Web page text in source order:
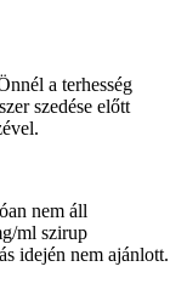
a terhesség
szedése előtt
nem áll
ml szirup
idején nem ajánlott.